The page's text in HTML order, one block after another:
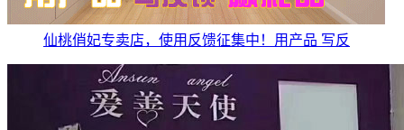
仙桃俏妃专卖店，使用反馈征集中！用产品 写反